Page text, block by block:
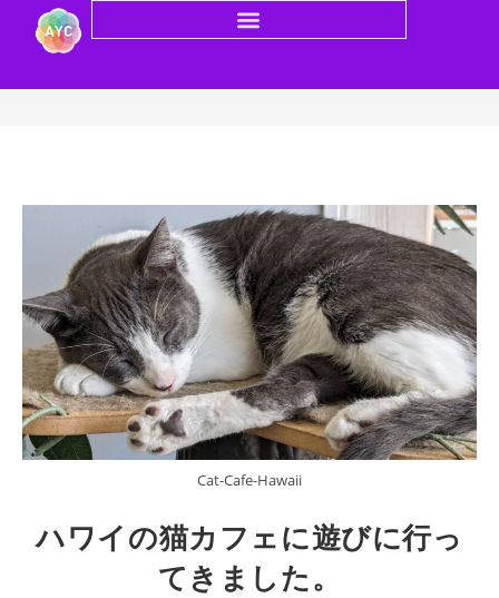
Blog
Cat-Cafe-Hawaii
ハワイの猫カフェに遊びに行っ
てきました。